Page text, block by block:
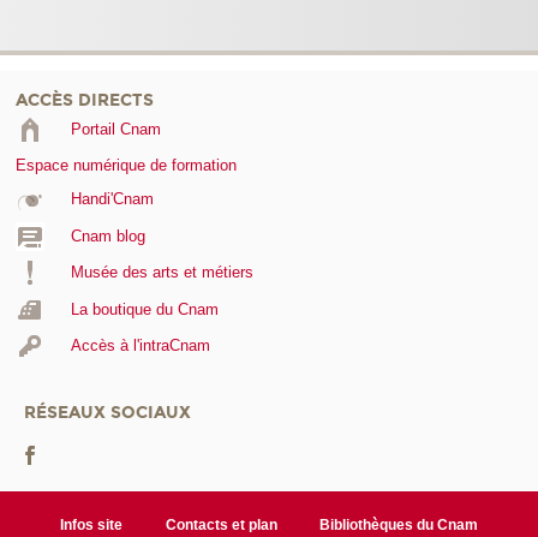
ACCÈS DIRECTS
Portail Cnam
Espace numérique de formation
Handi'Cnam
Cnam blog
Musée des arts et métiers
La boutique du Cnam
Accès à l'intraCnam
RÉSEAUX SOCIAUX
Infos site Contacts et plan Bibliothèques du Cnam